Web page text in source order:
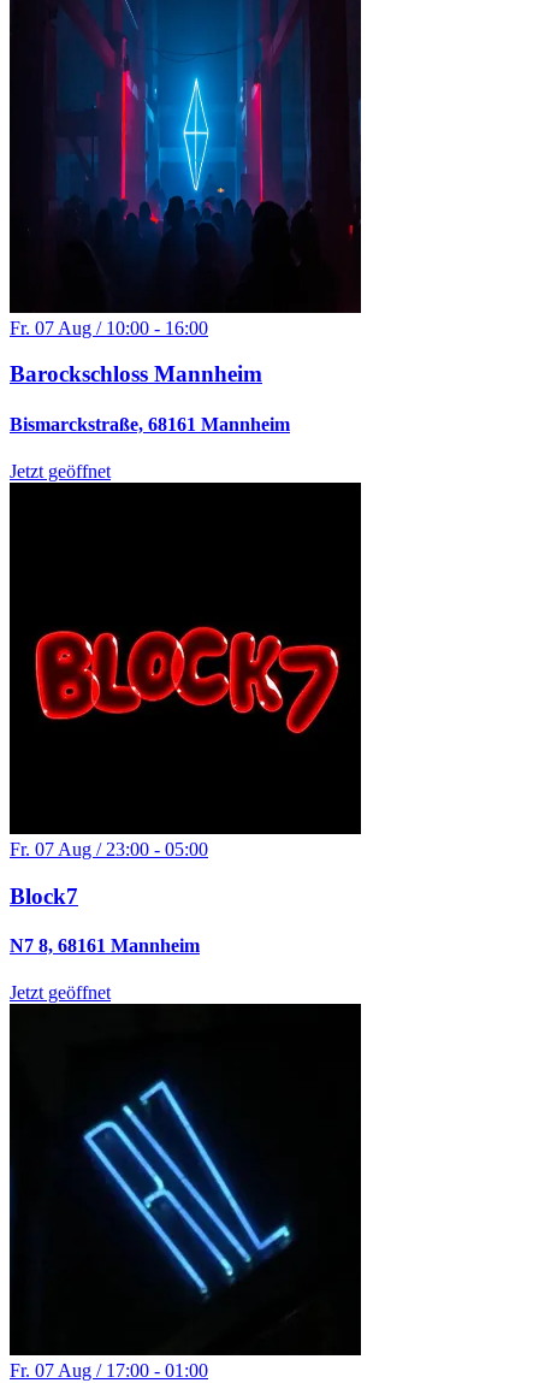
Fr. 07 Aug / 10:00 - 16:00
Barockschloss Mannheim
Bismarckstraße, 68161 Mannheim
Jetzt geöffnet
Fr. 07 Aug / 23:00 - 05:00
Block7
N7 8, 68161 Mannheim
Jetzt geöffnet
Fr. 07 Aug / 17:00 - 01:00